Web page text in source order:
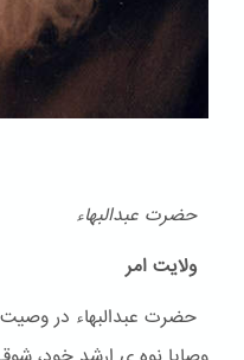
حضرت عبدالبهاء
ولایت امر
حضرت عبدالبهاء در